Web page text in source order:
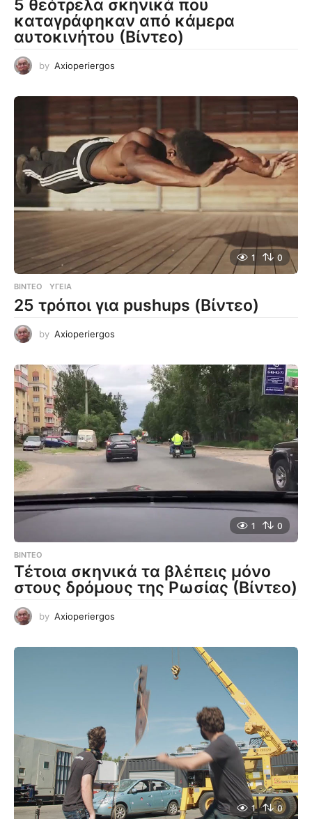
5 θεότρελα σκηνικά που
καταγράφηκαν από κάμερα
αυτοκινήτου (Βίντεο)
by Axioperiergos
1 0
ΒΊΝΤΕΟ ΥΓΕΊΑ
25 τρόποι για pushups (Βίντεο)
by Axioperiergos
1 0
ΒΊΝΤΕΟ
Τέτοια σκηνικά τα βλέπεις μόνο
στους δρόμους της Ρωσίας (Βίντεο)
by Axioperiergos
1 0